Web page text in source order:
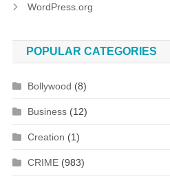
WordPress.org
POPULAR CATEGORIES
Bollywood (8)
Business(12)
Creation (1)
CRIME(983)